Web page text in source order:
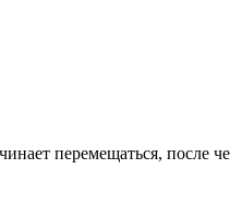
перемещаться, после